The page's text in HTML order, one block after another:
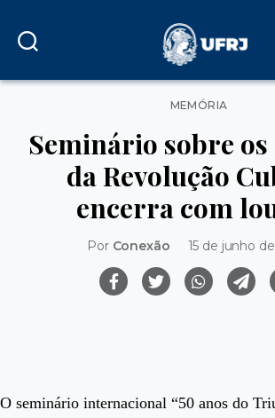
Categorias
MEMÓRIA
Seminário sobre os
da Revolução
encerra com
Por Conexão 15 de junho
O seminário internacional “50 anos do